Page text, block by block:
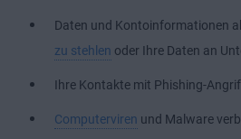
Daten und Kontoinformationen
zu stehlen oder Ihre Daten an
Ihre Kontakte mit Phishing-
Computerviren und Malware